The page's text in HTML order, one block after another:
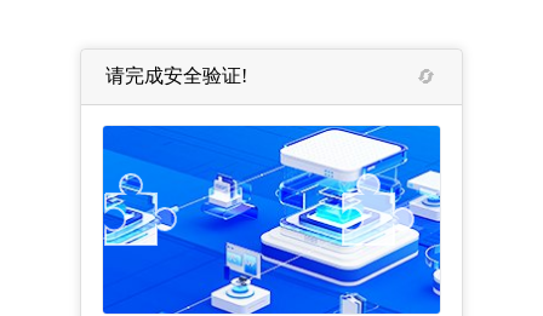
请完成安全验证!